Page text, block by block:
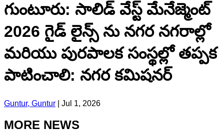
గుంటూరు: సాలిడ్ వేస్ట్ మేనేజ్మెంట్
2026 గైడ్ లైన్స్ ను నగర నగరాల్లో
మరియు పురపాలక సంస్థల్లో తప్పక
పాటించాలి: నగర కమిషనర్
Guntur, Guntur Jul 1, 2026
MORE NEWS